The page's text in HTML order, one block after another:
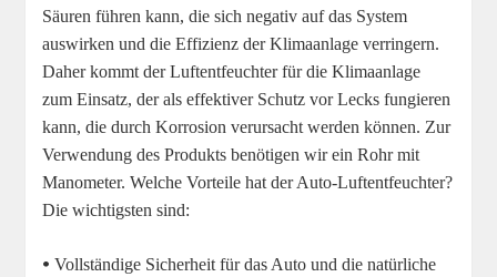
Säuren führen kann, die sich negativ auf das System
auswirken und die Effizienz der Klimaanlage verringern.
Daher kommt der Luftentfeuchter für die Klimaanlage
zum Einsatz, der als effektiver Schutz vor Lecks fungieren
kann, die durch Korrosion verursacht werden können. Zur
Verwendung des Produkts benötigen wir ein Rohr mit
Manometer. Welche Vorteile hat der Auto-Luftentfeuchter?
Die wichtigsten sind:
•Vollständige Sicherheit für das Auto und die natürliche